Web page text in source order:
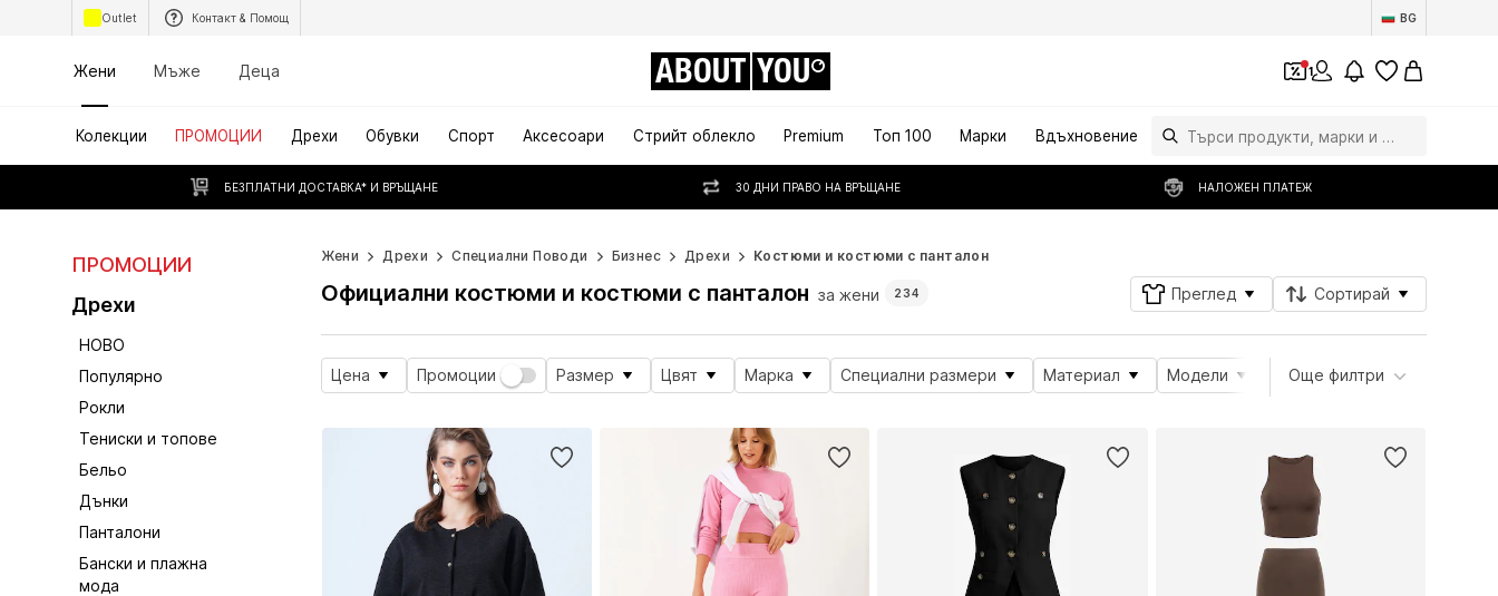
Outlet Контакт & Помощ BG
Жени Мъже Деца ABOUT YOU 1
Колекции ПРОМОЦИИ Дрехи Обувки Спорт Аксесоари Стрийт облекло Premium Топ 100 Марки Вдъхновение
БЕЗПЛАТНИ ДОСТАВКА* И ВРЪЩАНЕ 30 ДНИ ПРАВО НА ВРЪЩАНЕ НАЛОЖЕН ПЛАТЕЖ
ПРОМОЦИИ
Дрехи
НОВО
Популярно
Рокли
Тениски и топове
Бельо
Дънки
Панталони
Бански и плажна
мода
Жени Дрехи Специални Поводи Бизнес Дрехи Костюми и костюми с панталон
Официални костюми и костюми с панталон за жени 234 Преглед Сортирай
Цена Промоции Размер Цвят Марка Специални размери Материал Модели Атрибути на продукта
Още филтри